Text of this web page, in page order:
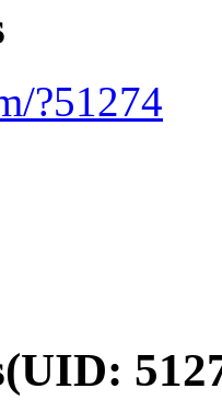
?51274
(UID: